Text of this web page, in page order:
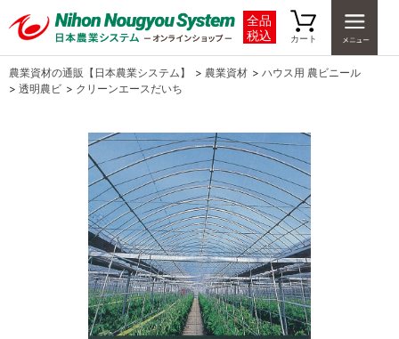
全品
税込
カート
農業資材の通販【日本農業システム】 > 農業資材 > ハウス用 農ビニール
> 透明農ビ > クリーンエースだいち